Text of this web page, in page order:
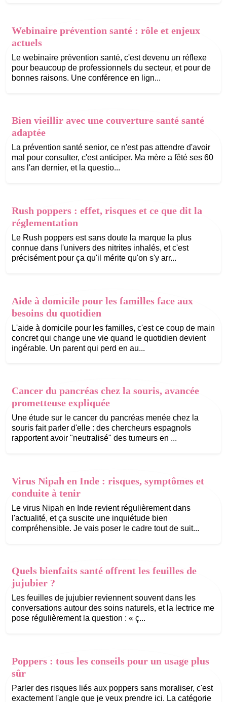
Webinaire prévention santé : rôle et enjeux
actuels
Le webinaire prévention santé, c'est devenu un réflexe
pour beaucoup de professionnels du secteur, et pour de
bonnes raisons. Une conférence en lign...
Bien vieillir avec une couverture santé santé
adaptée
La prévention santé senior, ce n'est pas attendre d'avoir
mal pour consulter, c'est anticiper. Ma mère a fêté ses 60
ans l'an dernier, et la questio...
Rush poppers : effet, risques et ce que dit la
réglementation
Le Rush poppers est sans doute la marque la plus
connue dans l'univers des nitrites inhalés, et c'est
précisément pour ça qu'il mérite qu'on s'y arr...
Aide à domicile pour les familles face aux
besoins du quotidien
L'aide à domicile pour les familles, c'est ce coup de main
concret qui change une vie quand le quotidien devient
ingérable. Un parent qui perd en au...
Cancer du pancréas chez la souris, avancée
prometteuse expliquée
Une étude sur le cancer du pancréas menée chez la
souris fait parler d'elle : des chercheurs espagnols
rapportent avoir "neutralisé" des tumeurs en ...
Virus Nipah en Inde : risques, symptômes et
conduite à tenir
Le virus Nipah en Inde revient régulièrement dans
l'actualité, et ça suscite une inquiétude bien
compréhensible. Je vais poser le cadre tout de suit...
Quels bienfaits santé offrent les feuilles de
jujubier ?
Les feuilles de jujubier reviennent souvent dans les
conversations autour des soins naturels, et la lectrice me
pose régulièrement la question : « ç...
Poppers : tous les conseils pour un usage plus
sûr
Parler des risques liés aux poppers sans moraliser, c'est
exactement l'angle que je veux prendre ici. La catégorie